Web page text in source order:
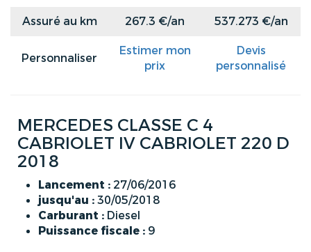
Assuré au km 267.3 €/an 537.273 €/an
Personnaliser
Estimer mon
prix
Devis
personnalisé
MERCEDES CLASSE C 4
CABRIOLET IV CABRIOLET 220 D
2018
Lancement : 27/06/2016
jusqu'au :30/05/2018
Carburant : Diesel
Puissance fiscale : 9